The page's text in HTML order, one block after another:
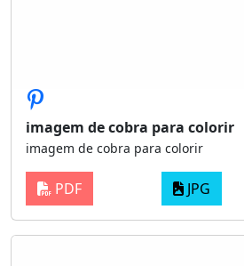
imagem de cobra para colorir
imagem de cobra para colorir
PDF JPG